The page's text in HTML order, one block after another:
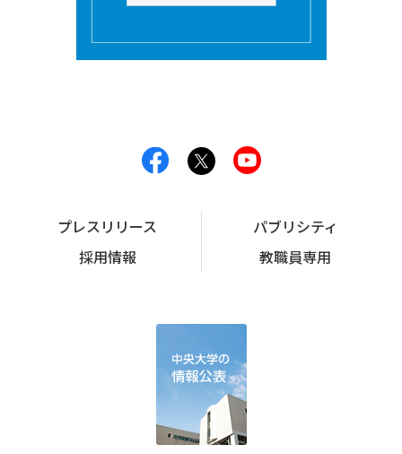
プレスリリース
パブリシティ
採用情報
教職員専用